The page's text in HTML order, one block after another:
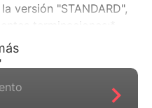
versión "STANDARD",
terminaciones:*
de chapa y puertas
o similar.*
enlucido de yeso
dormitorios y